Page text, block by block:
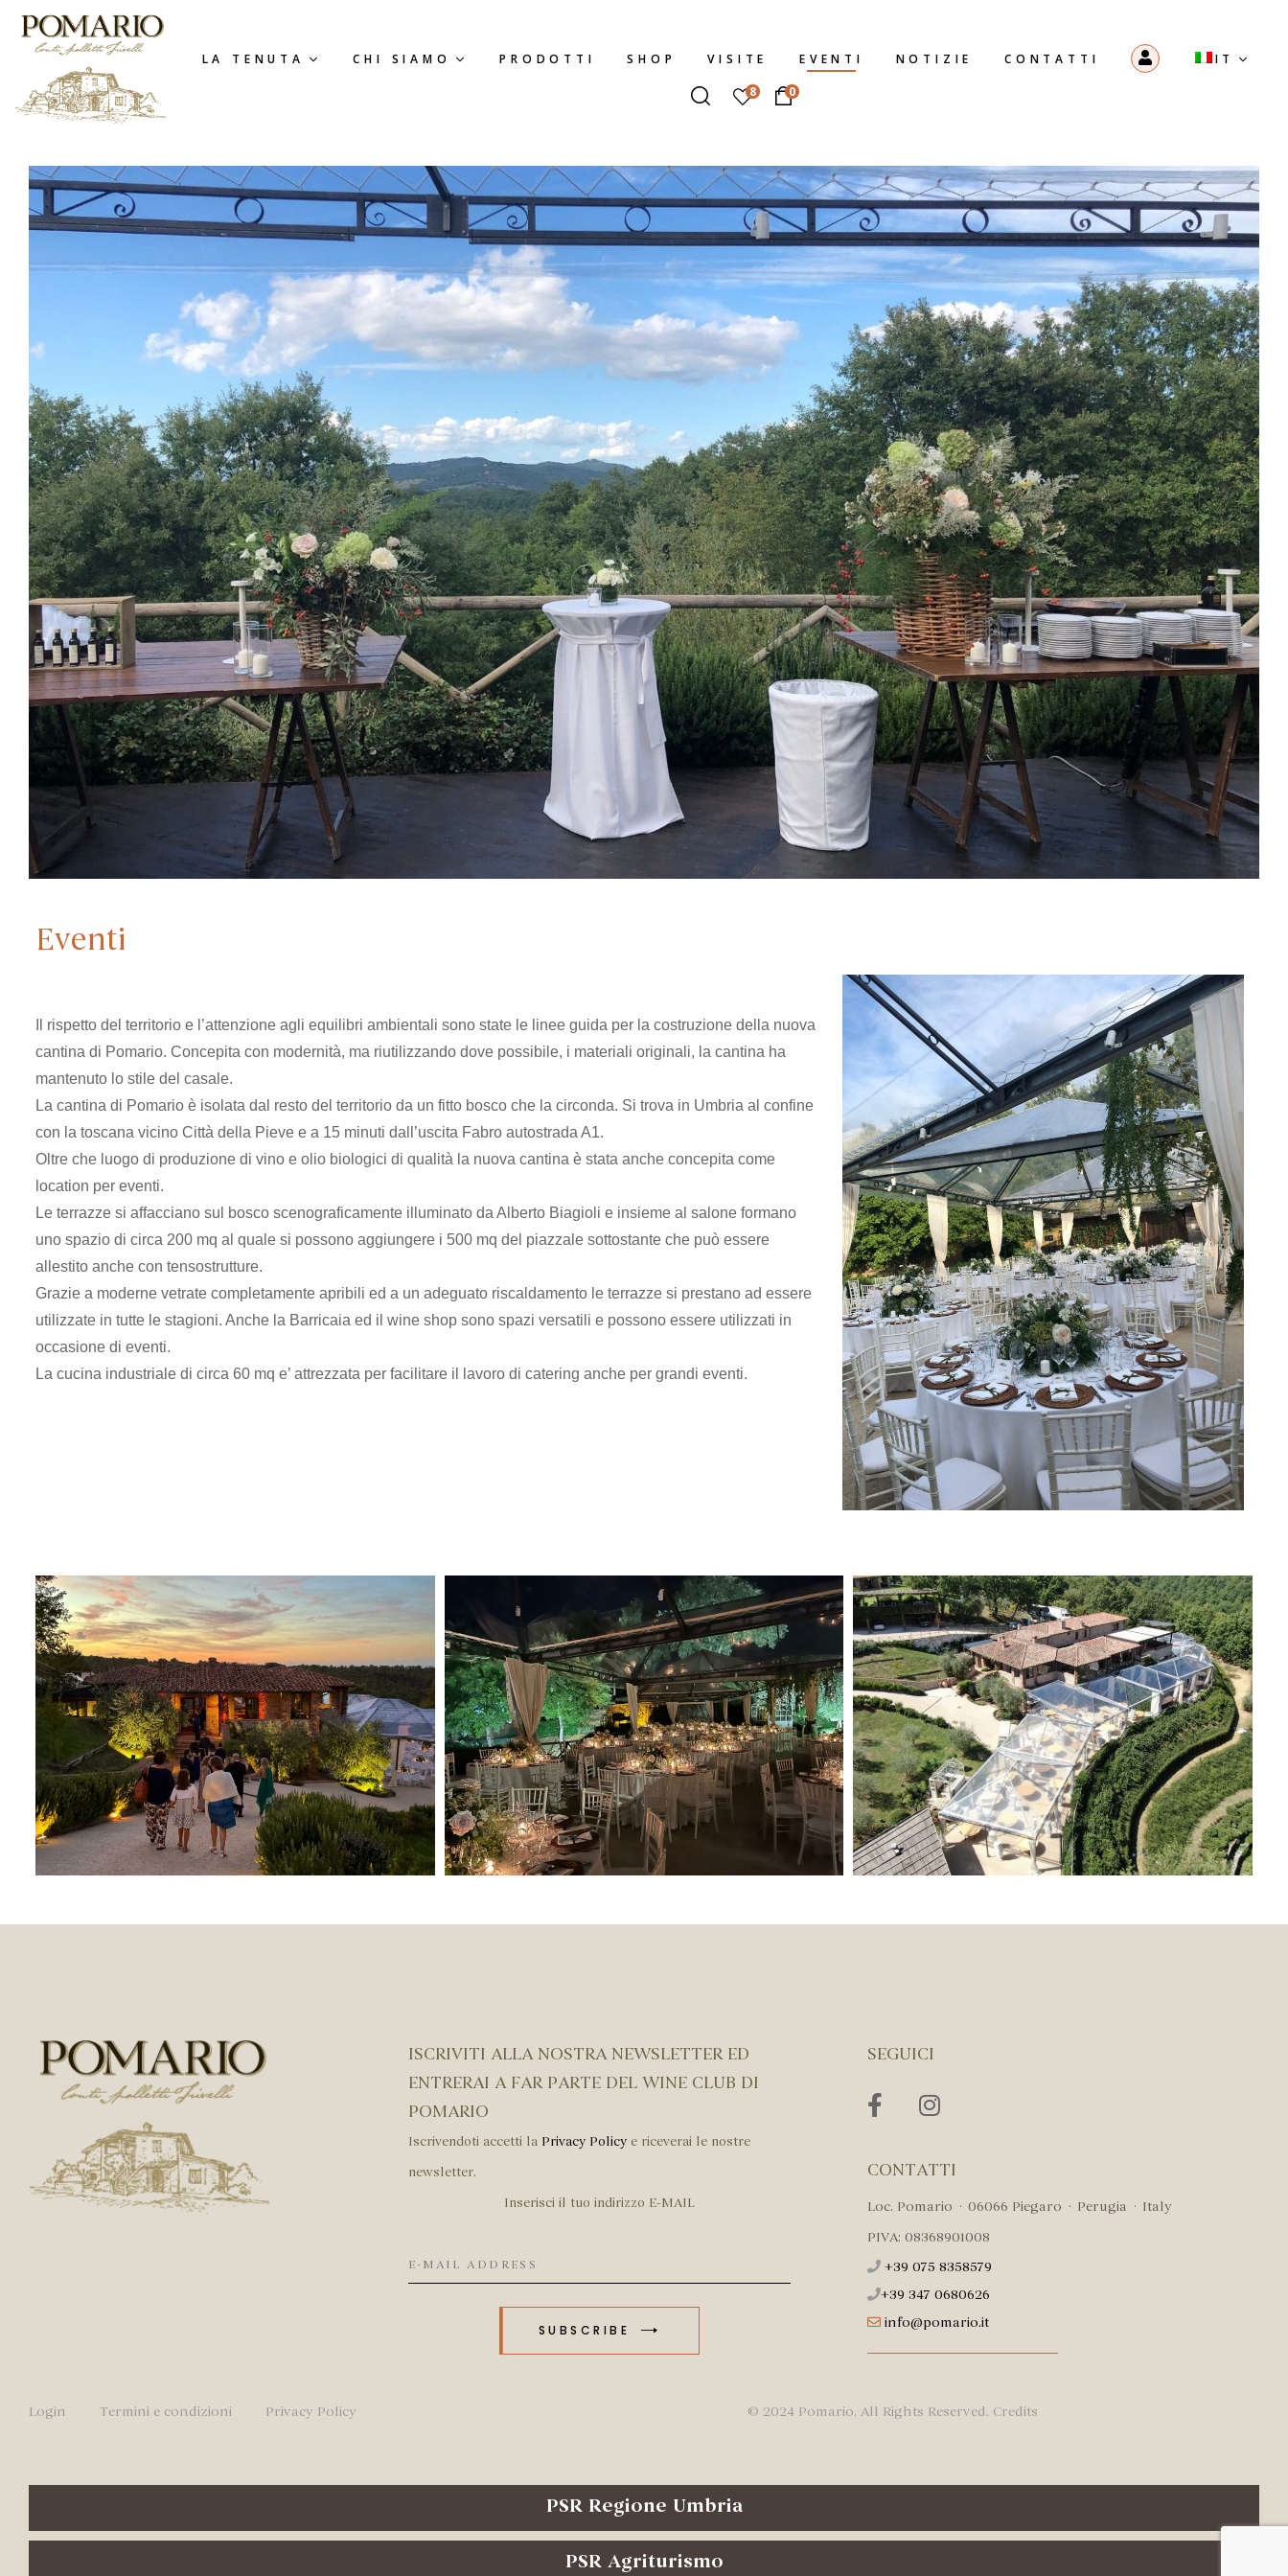
LA TENUTA CHI SIAMO PRODOTTI SHOP VISITE EVENTI NOTIZIE
CONTATTI
8
0
Eventi
Il rispetto del territorio e l’attenzione agli equilibri ambientali sono state le linee guida per la costruzione della nuova
cantina di Pomario. Concepita con modernità, ma riutilizzando dove possibile, i materiali originali, la cantina ha
mantenuto lo stile del casale.
La cantina di Pomario è isolata dal resto del territorio da un fitto bosco che la circonda. Si trova in Umbria al confine
con la toscana vicino Città della Pieve e a 15 minuti dall’uscita Fabro autostrada A1.
Oltre che luogo di produzione di vino e olio biologici di qualità la nuova cantina è stata anche concepita come
location per eventi.
Le terrazze si affacciano sul bosco scenograficamente illuminato da Alberto Biagioli e insieme al salone formano
uno spazio di circa 200 mq al quale si possono aggiungere i 500 mq del piazzale sottostante che può essere
allestito anche con tensostrutture.
Grazie a moderne vetrate completamente apribili ed a un adeguato riscaldamento le terrazze si prestano ad essere
utilizzate in tutte le stagioni. Anche la Barricaia ed il wine shop sono spazi versatili e possono essere utilizzati in
occasione di eventi.
La cucina industriale di circa 60 mq e’ attrezzata per facilitare il lavoro di catering anche per grandi eventi.
ISCRIVITI ALLA NOSTRA NEWSLETTER ED
ENTRERAI A FAR PARTE DEL WINE CLUB DI
POMARIO
Iscrivendoti accetti la Privacy Policye riceverai le nostre
newsletter.
Inserisci il tuo indirizzo E-MAIL
SUBSCRIBE
SEGUICI
CONTATTI
Loc. Pomario · 06066 Piegaro · Perugia · Italy
PIVA: 08368901008
+39 075 8358579
+39 347 0680626
info@pomario.it
Login Termini e condizioni Privacy Policy © 2024 Pomario. All Rights Reserved. Credits
PSR Regione Umbria
PSR Agriturismo